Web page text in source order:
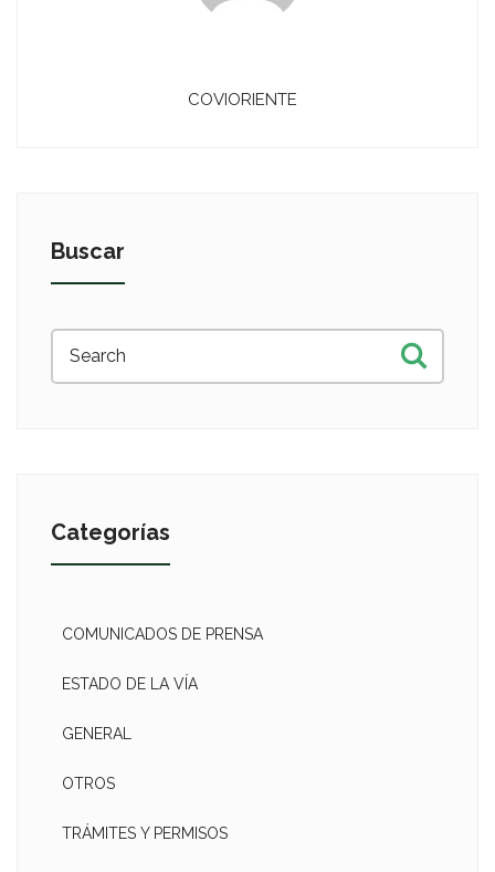
COVIORIENTE
Buscar
Categorías
COMUNICADOS DE PRENSA
ESTADO DE LA VÍA
GENERAL
OTROS
TRÁMITES Y PERMISOS